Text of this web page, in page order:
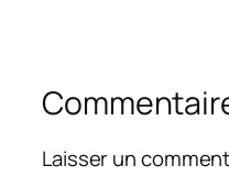
Laisser un